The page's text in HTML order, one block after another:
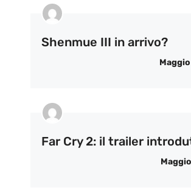
Shenmue III in arrivo?
Far Cry 2: il trailer